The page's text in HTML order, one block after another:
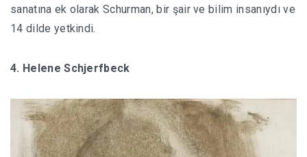
sanatına ek olarak Schurman, bir şair ve bilim insanıydı ve
14 dilde yetkindi.
4. Helene Schjerfbeck